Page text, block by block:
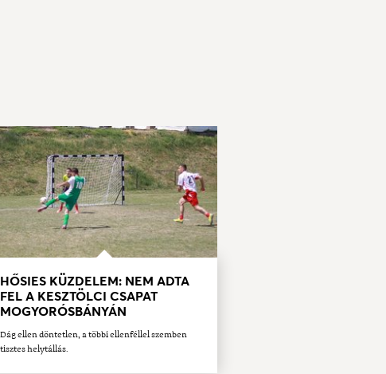
HŐSIES KÜZDELEM: NEM ADTA
FEL A KESZTÖLCI CSAPAT
MOGYORÓSBÁNYÁN
Dág ellen döntetlen, a többi ellenféllel szemben
tisztes helytállás.